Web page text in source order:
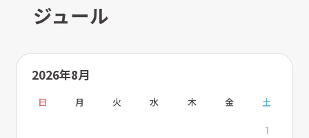
ジュール
2026年8月
日 月 火 水 木 金 土
1